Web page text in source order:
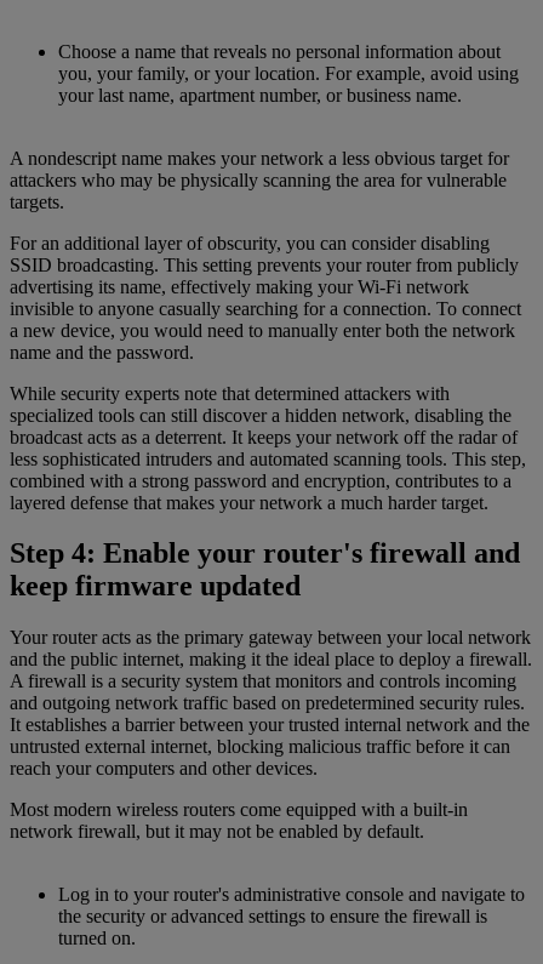
Choose a name that reveals no personal information about
you, your family, or your location. For example, avoid using
your last name, apartment number, or business name.
A nondescript name makes your network a less obvious target for
attackers who may be physically scanning the area for vulnerable
targets.
For an additional layer of obscurity, you can consider disabling
SSID broadcasting. This setting prevents your router from publicly
advertising its name, effectively making your Wi-Fi network
invisible to anyone casually searching for a connection. To connect
a new device, you would need to manually enter both the network
name and the password.
While security experts note that determined attackers with
specialized tools can still discover a hidden network, disabling the
broadcast acts as a deterrent. It keeps your network off the radar of
less sophisticated intruders and automated scanning tools. This step,
combined with a strong password and encryption, contributes to a
layered defense that makes your network a much harder target.
Step 4: Enable your router's firewall and
keep firmware updated
Your router acts as the primary gateway between your local network
and the public internet, making it the ideal place to deploy a firewall.
A firewall is a security system that monitors and controls incoming
and outgoing network traffic based on predetermined security rules.
It establishes a barrier between your trusted internal network and the
untrusted external internet, blocking malicious traffic before it can
reach your computers and other devices.
Most modern wireless routers come equipped with a built-in
network firewall, but it may not be enabled by default.
Log in to your router's administrative console and navigate to
the security or advanced settings to ensure the firewall is
turned on.